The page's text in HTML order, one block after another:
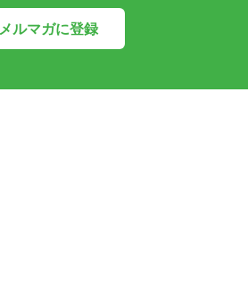
メルマガに登録